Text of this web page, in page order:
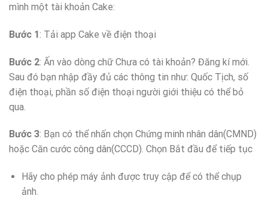
mình một tài khoản Cake:
Bước 1: Tải app Cake về điện thoại
Bước 2: Ấn vào dòng chữ Chưa có tài khoản? Đăng kí mới.
Sau đó bạn nhập đầy đủ các thông tin như: Quốc Tịch, số
điện thoại, phần số điện thoại người giới thiệu có thể bỏ
qua.
Bước 3: Bạn có thể nhấn chọn Chứng minh nhân dân(CMND)
hoặc Căn cước công dân(CCCD). Chọn Bắt đầu để tiếp tục
Hãy cho phép máy ảnh được truy cập để có thể chụp
ảnh.